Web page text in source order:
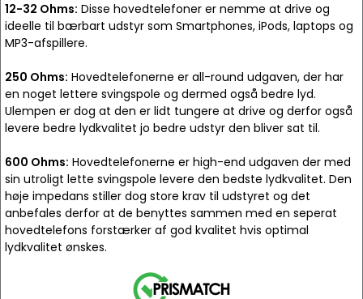
12-32 Ohms: Disse hovedtelefoner er nemme at drive og
ideelle til bærbart udstyr som Smartphones, iPods, laptops og
MP3-afspillere.
250 Ohms: Hovedtelefonerne er all-round udgaven, der har
en noget lettere svingspole og dermed også bedre lyd.
Ulempen er dog at den er lidt tungere at drive og derfor også
levere bedre lydkvalitet jo bedre udstyr den bliver sat til.
600 Ohms: Hovedtelefonerne er high-end udgaven der med
sin utroligt lette svingspole levere den bedste lydkvalitet. Den
høje impedans stiller dog store krav til udstyret og det
anbefales derfor at de benyttes sammen med en seperat
hovedtelefons forstærker af god kvalitet hvis optimal
lydkvalitet ønskes.